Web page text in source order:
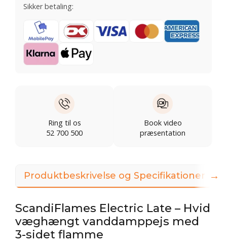
Sikker betaling:
Ring til os
52 700 500
Book video
præsentation
Produktbeskrivelse og Specifikationer
ScandiFlames Electric Late – Hvid
væghængt vanddamppejs med
3-sidet flamme
→